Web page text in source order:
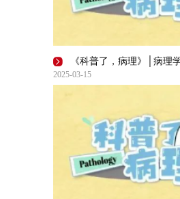
《科普了，病理》│病理
2025-03-15